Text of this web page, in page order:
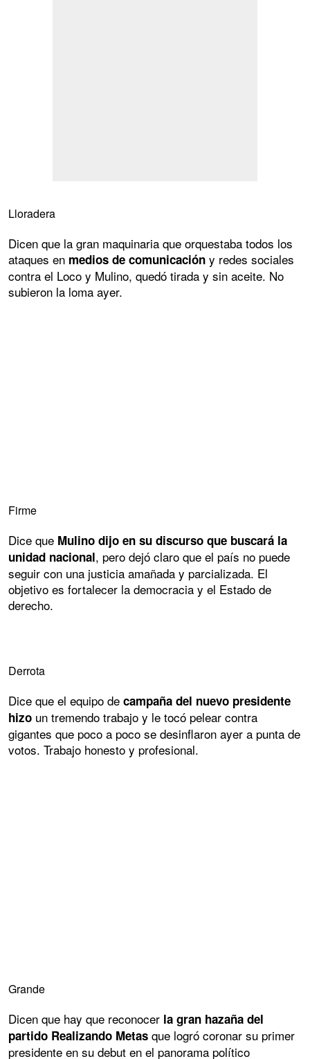
Lloradera
Dicen que la gran maquinaria que orquestaba todos los
ataques en medios de comunicación y redes sociales
contra el Loco y Mulino, quedó tirada y sin aceite. No
subieron la loma ayer.
Firme
Dice que Mulino dijo en su discurso que buscará la
unidad nacional, pero dejó claro que el país no puede
seguir con una justicia amañada y parcializada. El
objetivo es fortalecer la democracia y el Estado de
derecho.
Derrota
Dice que el equipo de campaña del nuevo presidente
hizo un tremendo trabajo y le tocó pelear contra
gigantes que poco a poco se desinflaron ayer a punta de
votos. Trabajo honesto y profesional.
Grande
Dicen que hay que reconocer la gran hazaña del
partido Realizando Metas que logró coronar su primer
presidente en su debut en el panorama político